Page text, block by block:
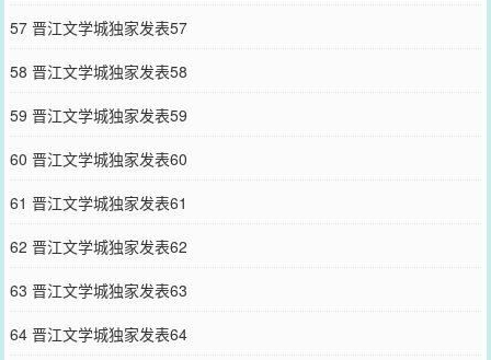
57 晋江文学城独家发表57
58 晋江文学城独家发表58
59 晋江文学城独家发表59
60 晋江文学城独家发表60
61 晋江文学城独家发表61
62 晋江文学城独家发表62
63 晋江文学城独家发表63
64 晋江文学城独家发表64